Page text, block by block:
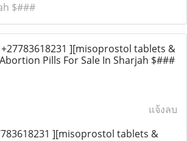
$###
][misoprostol tablets &
Pills For Sale In Sharjah $###
แจ้งลบ
][misoprostol tablets &